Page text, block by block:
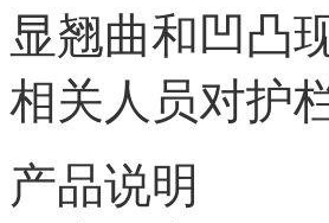
显翘曲和凹凸
相关人员对护
产品说明